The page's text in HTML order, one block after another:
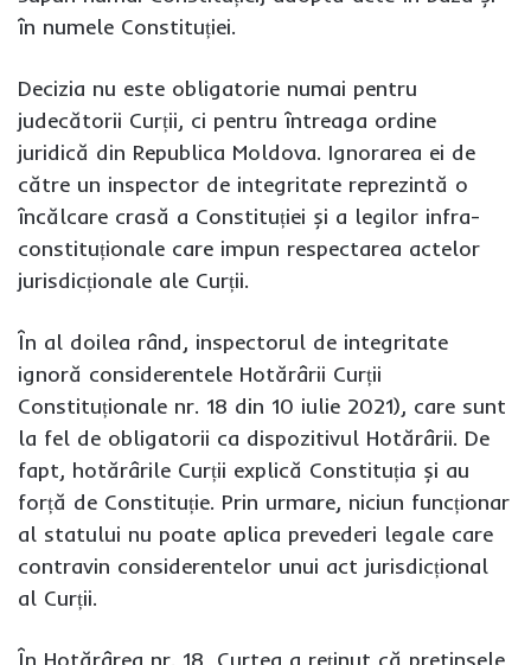
în numele Constituției.
Decizia nu este obligatorie numai pentru
judecătorii Curții, ci pentru întreaga ordine
juridică din Republica Moldova. Ignorarea ei de
către un inspector de integritate reprezintă o
încălcare crasă a Constituției și a legilor infra-
constituționale care impun respectarea actelor
jurisdicționale ale Curții.
În al doilea rând, inspectorul de integritate
ignoră considerentele Hotărârii Curții
Constituționale nr. 18 din 10 iulie 2021), care sunt
la fel de obligatorii ca dispozitivul Hotărârii. De
fapt, hotărârile Curții explică Constituția și au
forță de Constituție. Prin urmare, niciun funcționar
al statului nu poate aplica prevederi legale care
contravin considerentelor unui act jurisdicțional
al Curții.